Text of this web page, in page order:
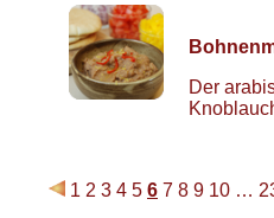
Der
1 2 3 4 5 6 7 8 9 10 …